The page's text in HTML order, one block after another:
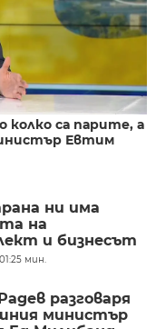
колко са парите, а
Евтим
ни има
на
и бизнесът
мин.
разговаря
министър